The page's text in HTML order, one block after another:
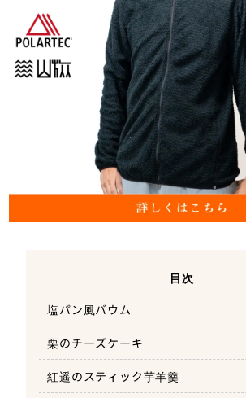
目次
塩パン風バウム
栗のチーズケーキ
紅遥のスティック芋羊羹